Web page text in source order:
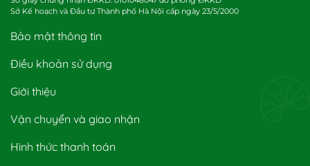
Sở Kế hoạch và Đầu tư Thành phố Hà Nội cấp ngày 23/5/2000
Bảo mật thông tin
Điều khoản sử dụng
Giới thiệu
Vận chuyển và giao nhận
Hình thức thanh toán